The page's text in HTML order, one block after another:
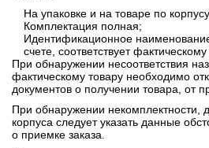
На упаковке и на товаре по
Комплектация полная;
Идентификационное
счете, соответствует
При обнаружении несоответствия
фактическому товару необходимо
документов о получении товара, от
При обнаружении некомплектности,
корпуса следует указать данные
о приемке заказа.